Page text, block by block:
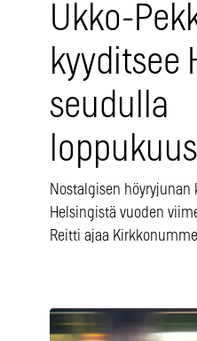
Ukko-
kyyditsee
seudulla
Nostalgisen höyryjunan
Helsingistä vuoden
Reitti ajaa